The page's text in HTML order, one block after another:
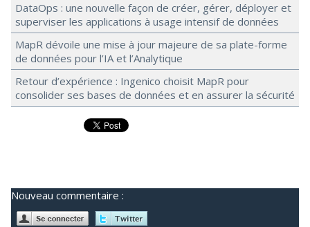
DataOps : une nouvelle façon de créer, gérer, déployer et
superviser les applications à usage intensif de données
MapR dévoile une mise à jour majeure de sa plate-forme
de données pour l’IA et l’Analytique
Retour d’expérience : Ingenico choisit MapR pour
consolider ses bases de données et en assurer la sécurité
Nouveau commentaire :